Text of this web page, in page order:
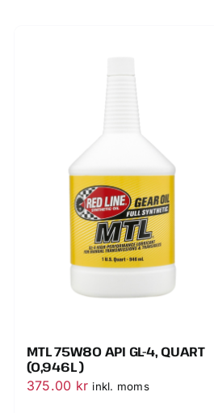
MTL 75W80 API GL-4, QUART
(0,946L )
375.00 kr inkl. moms